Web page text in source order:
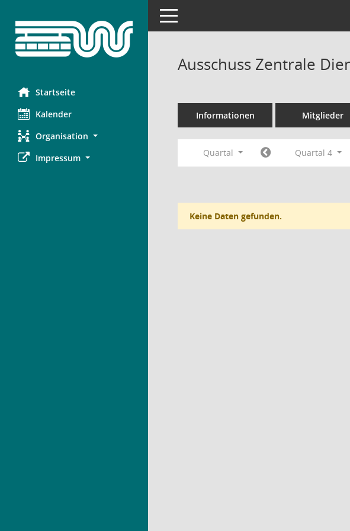
Startseite
Kalender
Organisation
Impressum
Toggle navigation
Ausschuss Zentrale
Informationen Mitglieder
Quartal Quartal 4
Keine Daten gefunden.